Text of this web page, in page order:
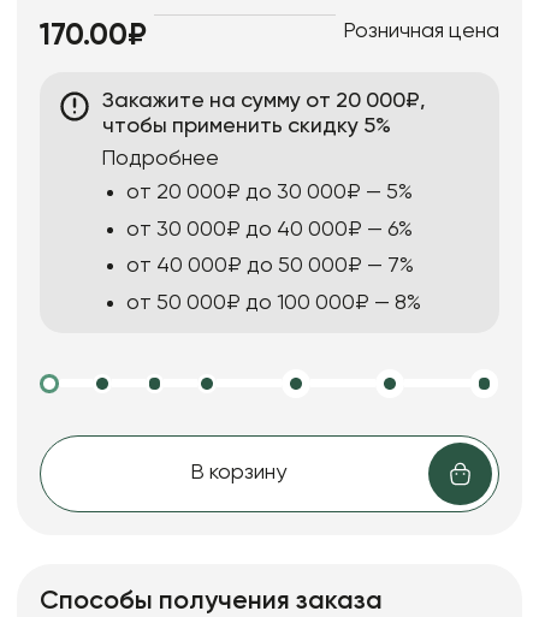
170.00₽ Розничная цена
Закажите на сумму от 20 000₽,
чтобы применить скидку 5%
Подробнее
от 20 000₽ до 30 000₽ — 5%
от 30 000₽ до 40 000₽ — 6%
от 40 000₽ до 50 000₽ — 7%
от 50 000₽ до 100 000₽ — 8%
В корзину
Способы получения заказа